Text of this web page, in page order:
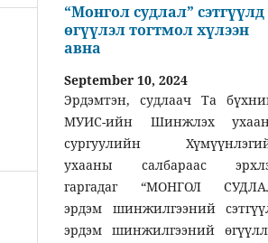
“Монгол судлал” сэтгүүлд
өгүүлэл тогтмол хүлээн
авна
September 10, 2024
Эрдэмтэн, судлаач Та
МУИС-ийн Шинжлэх
сургуулийн
ухааны салбараас
гаргадаг “МОНГОЛ
эрдэм шинжилгээний
эрдэм шинжилгээний